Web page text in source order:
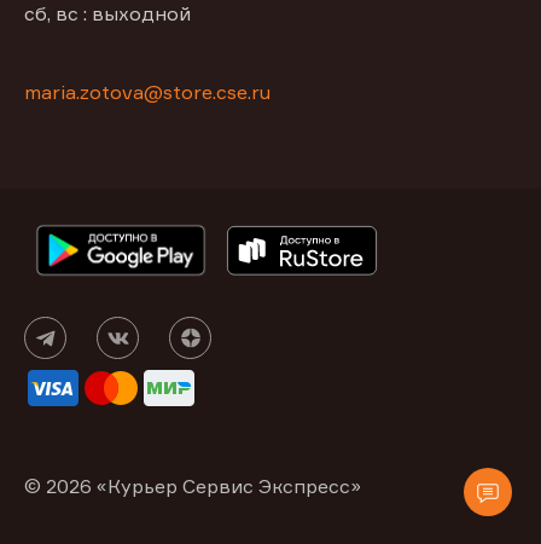
сб, вс : выходной
maria.zotova@store.cse.ru
© 2026 «Курьер Сервис Экспресс»